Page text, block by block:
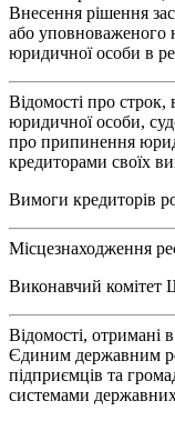
Внесення рішення
або
юридичної особи в
Відомості про
юридичної особи,
про припинення
кредиторами своїх
Вимоги кредиторів
Місцезнаходження
Виконавчий комітет
Відомості, отримані
Єдиним державним
підприємців та
системами